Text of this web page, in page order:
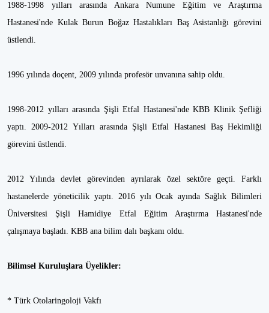
1988-1998 yılları arasında Ankara Numune Eğitim ve Araştırma
Hastanesi'nde Kulak Burun Boğaz Hastalıkları Baş Asistanlığı görevini
üstlendi.
1996 yılında doçent, 2009 yılında profesör unvanına sahip oldu.
1998-2012 yılları arasında Şişli Etfal Hastanesi'nde KBB Klinik Şefliği
yaptı. 2009-2012 Yılları arasında Şişli Etfal Hastanesi Baş Hekimliği
görevini üstlendi.
2012 Yılında devlet görevinden ayrılarak özel sektöre geçti. Farklı
hastanelerde yöneticilik yaptı. 2016 yılı Ocak ayında Sağlık Bilimleri
Üniversitesi Şişli Hamidiye Etfal Eğitim Araştırma Hastanesi'nde
çalışmaya başladı. KBB ana bilim dalı başkanı oldu.
Bilimsel Kuruluşlara Üyelikler:
* Türk Otolaringoloji Vakfı